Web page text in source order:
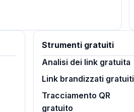
Strumenti gratuiti
Analisi dei link gratuita
Link brandizzati gratuiti
Tracciamento QR
gratuito